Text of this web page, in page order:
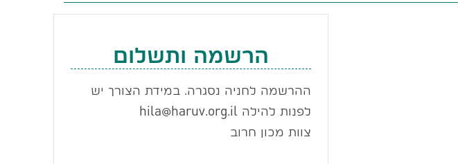
הרשמה ותשלום
ההרשמה לחניה נסגרה. במידת הצורך יש
לפנות להילה hila@haruv.org.il
צוות מכון חרוב